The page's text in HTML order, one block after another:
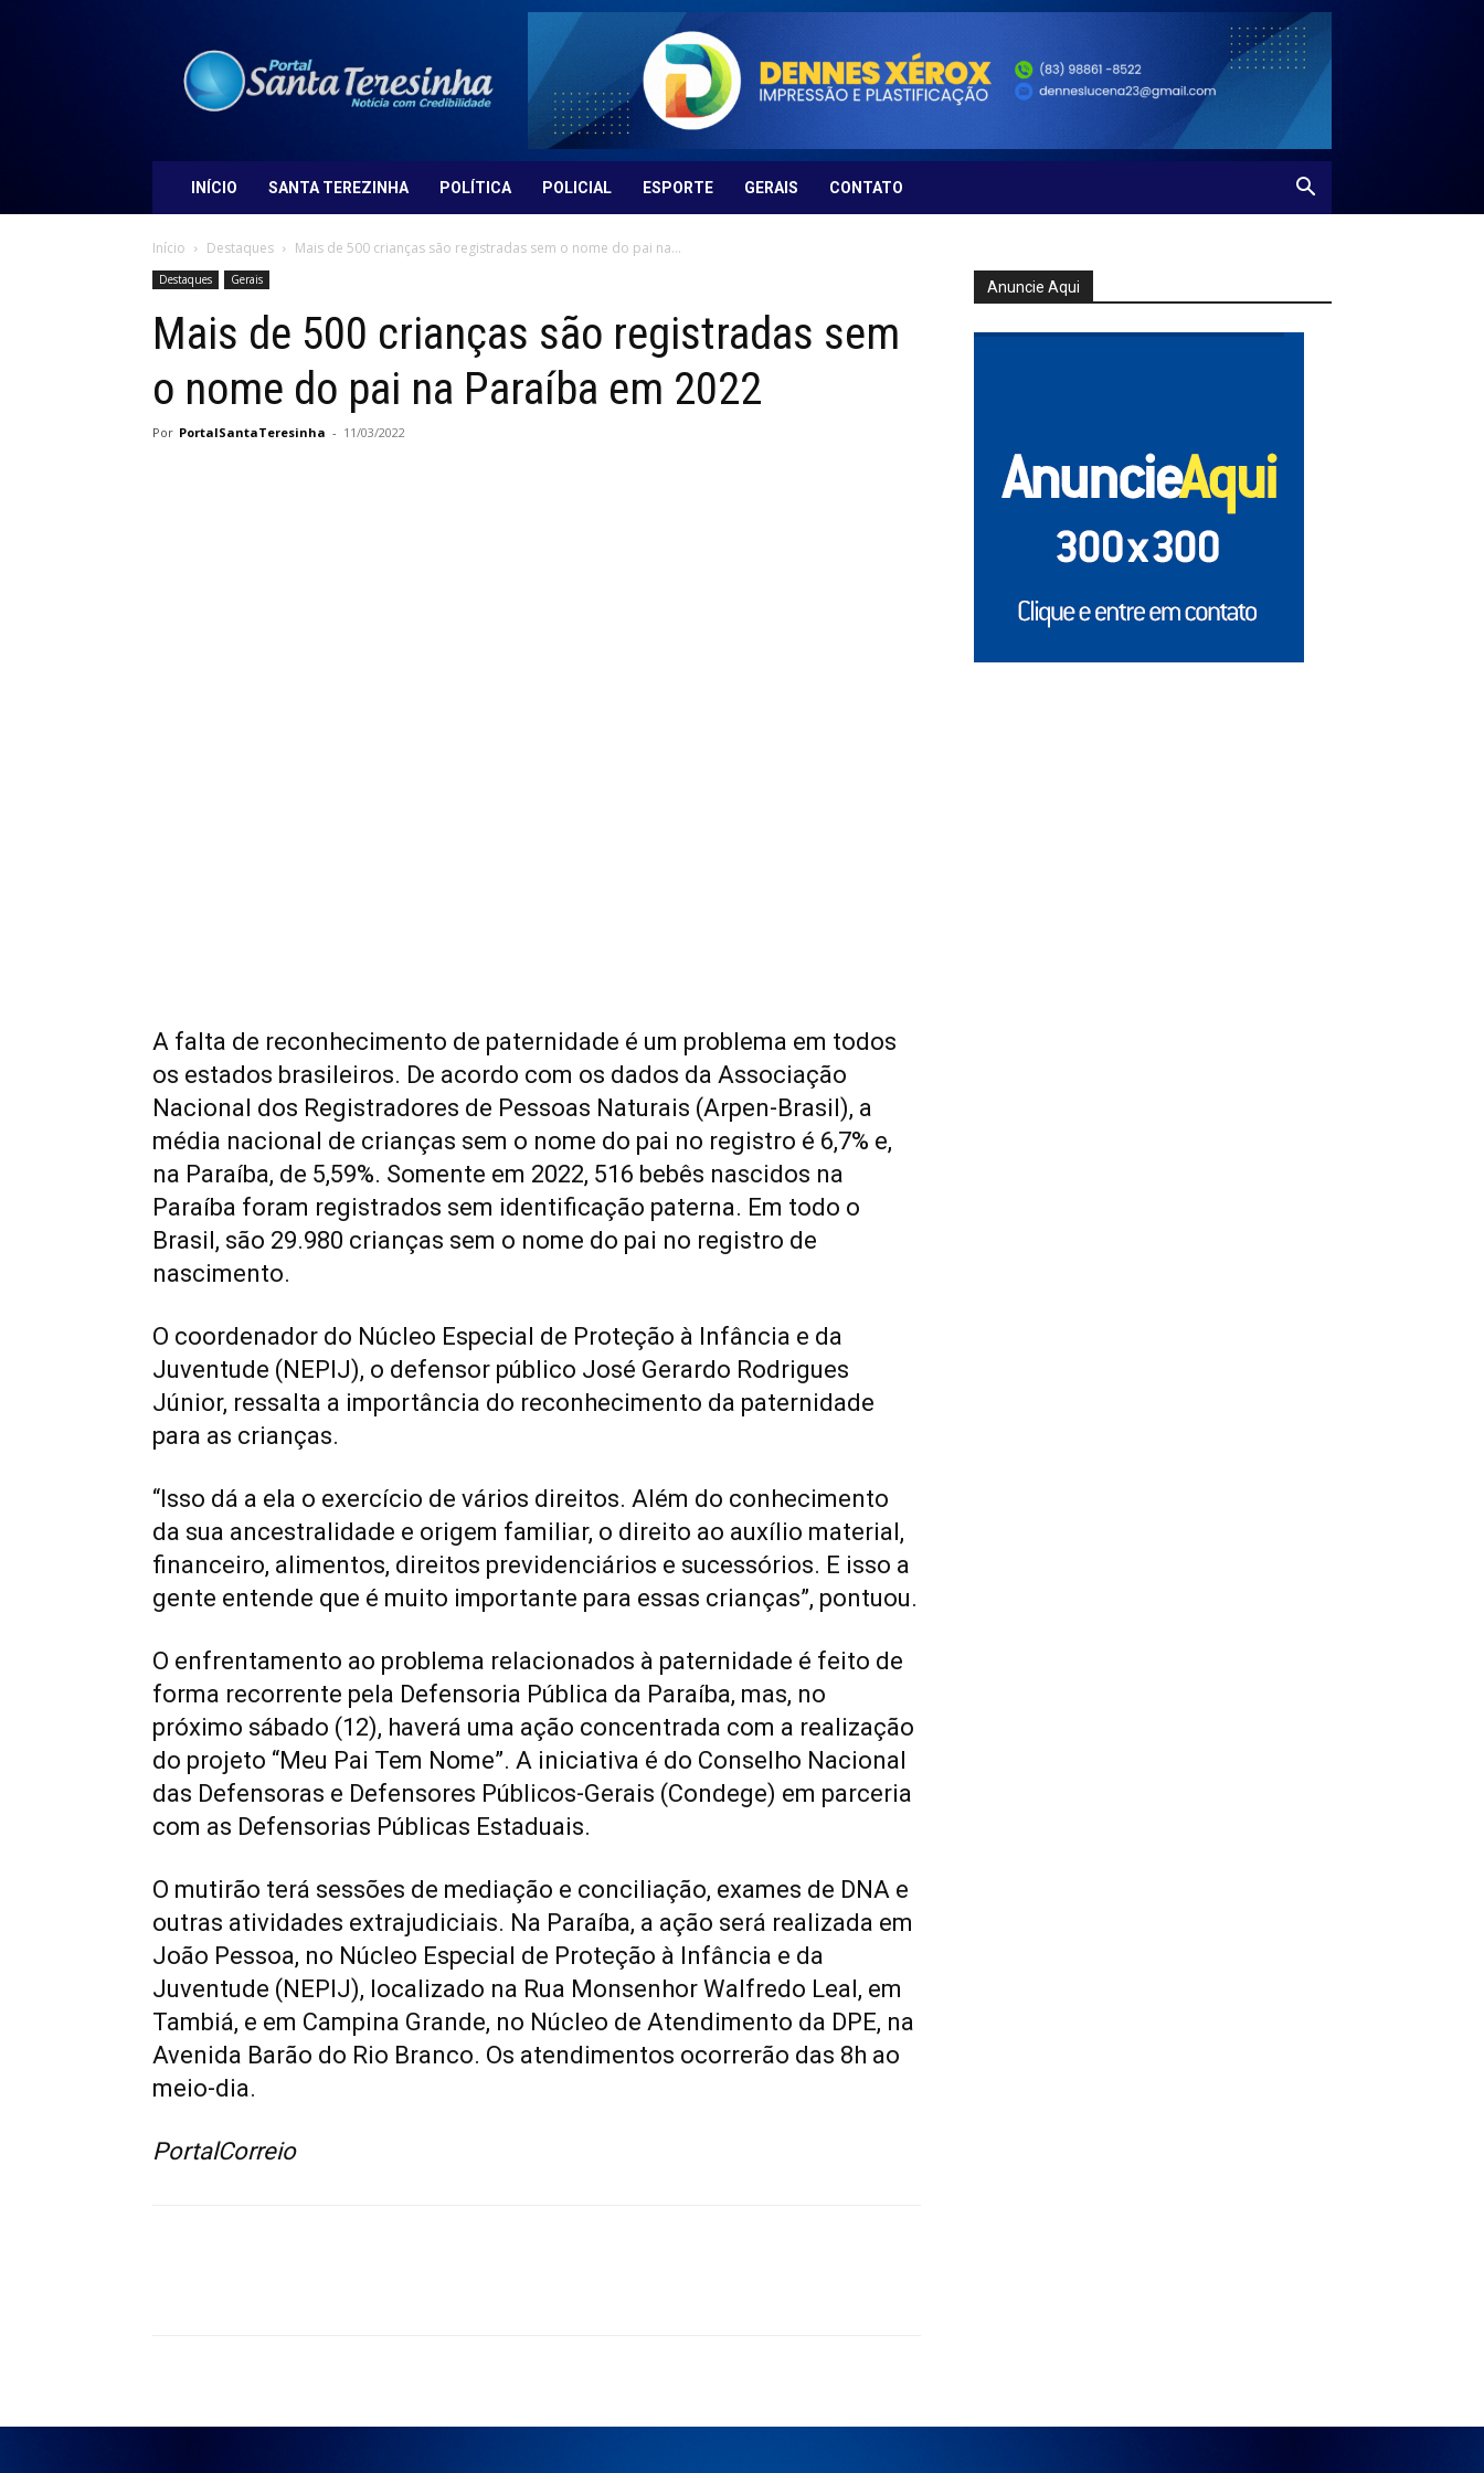
Santa
Teresinha
INÍCIO SANTA TEREZINHA POLÍTICA POLICIAL ESPORTE GERAIS CONTATO
Início Destaques Mais de 500 crianças são registradas sem o nome do pai na...
Destaques Gerais
Mais de 500 crianças são registradas sem
o nome do pai na Paraíba em 2022
Por PortalSantaTeresinha - 11/03/2022
A falta de reconhecimento de paternidade é um problema em todos
os estados brasileiros. De acordo com os dados da Associação
Nacional dos Registradores de Pessoas Naturais (Arpen-Brasil), a
média nacional de crianças sem o nome do pai no registro é 6,7% e,
na Paraíba, de 5,59%. Somente em 2022, 516 bebês nascidos na
Paraíba foram registrados sem identificação paterna. Em todo o
Brasil, são 29.980 crianças sem o nome do pai no registro de
nascimento.
O coordenador do Núcleo Especial de Proteção à Infância e da
Juventude (NEPIJ), o defensor público José Gerardo Rodrigues
Júnior, ressalta a importância do reconhecimento da paternidade
para as crianças.
“Isso dá a ela o exercício de vários direitos. Além do conhecimento
da sua ancestralidade e origem familiar, o direito ao auxílio material,
financeiro, alimentos, direitos previdenciários e sucessórios. E isso a
gente entende que é muito importante para essas crianças”, pontuou.
O enfrentamento ao problema relacionados à paternidade é feito de
forma recorrente pela Defensoria Pública da Paraíba, mas, no
próximo sábado (12), haverá uma ação concentrada com a realização
do projeto “Meu Pai Tem Nome”. A iniciativa é do Conselho Nacional
das Defensoras e Defensores Públicos-Gerais (Condege) em parceria
com as Defensorias Públicas Estaduais.
O mutirão terá sessões de mediação e conciliação, exames de DNA e
outras atividades extrajudiciais. Na Paraíba, a ação será realizada em
João Pessoa, no Núcleo Especial de Proteção à Infância e da
Juventude (NEPIJ), localizado na Rua Monsenhor Walfredo Leal, em
Tambiá, e em Campina Grande, no Núcleo de Atendimento da DPE, na
Avenida Barão do Rio Branco. Os atendimentos ocorrerão das 8h ao
meio-dia.
PortalCorreio
Anuncie Aqui